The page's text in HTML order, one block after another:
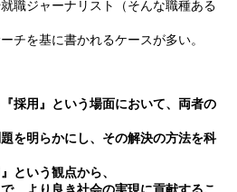
職ジャーナリスト（そんな職種ある
チを基に書かれるケースが多い。
採用』という場面において、両者の
を明らかにし、その解決の方法を科
という観点から、